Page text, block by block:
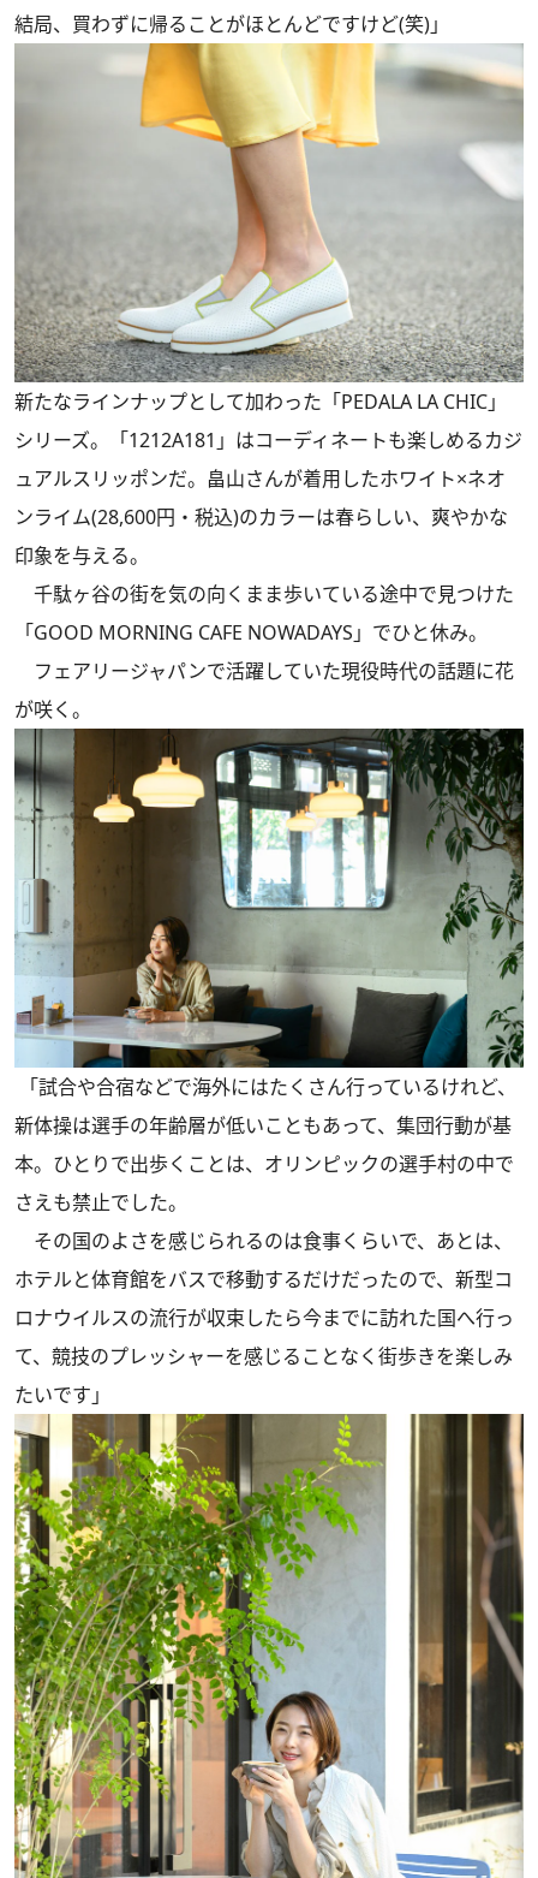
結局、買わずに帰ることがほとんどですけど(笑)」
新たなラインナップとして加わった「PEDALA LA CHIC」
シリーズ。「1212A181」はコーディネートも楽しめるカジ
ュアルスリッポンだ。畠山さんが着用したホワイト×ネオ
ンライム(28,600円・税込)のカラーは春らしい、爽やかな
印象を与える。
千駄ヶ谷の街を気の向くまま歩いている途中で見つけた
「GOOD MORNING CAFE NOWADAYS」でひと休み。
フェアリージャパンで活躍していた現役時代の話題に花
が咲く。
「試合や合宿などで海外にはたくさん行っているけれど、
新体操は選手の年齢層が低いこともあって、集団行動が基
本。ひとりで出歩くことは、オリンピックの選手村の中で
さえも禁止でした。
その国のよさを感じられるのは食事くらいで、あとは、
ホテルと体育館をバスで移動するだけだったので、新型コ
ロナウイルスの流行が収束したら今までに訪れた国へ行っ
て、競技のプレッシャーを感じることなく街歩きを楽しみ
たいです」